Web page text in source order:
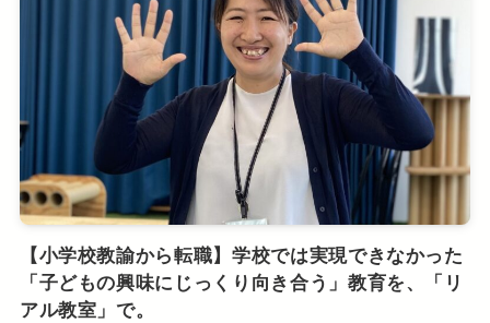
【小学校教諭から転職】学校では実現できなかった
「子どもの興味にじっくり向き合う」教育を、「リ
アル教室」で。